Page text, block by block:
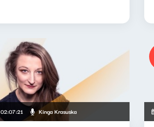
02:07:21 Kinga Krasuska